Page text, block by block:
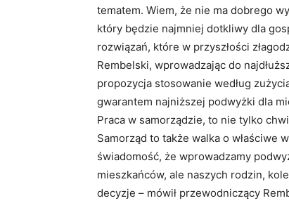
tematem. Wiem, że nie ma dobrego
który będzie najmniej dotkliwy dla
rozwiązań, które w przyszłości
Rembelski, wprowadzając do
propozycja stosowanie według
gwarantem najniższej podwyżki dla
Praca w samorządzie, to nie tylko
Samorząd to także walka o właściwe
świadomość, że wprowadzamy
mieszkańców, ale naszych rodzin,
decyzje – mówił przewodniczący